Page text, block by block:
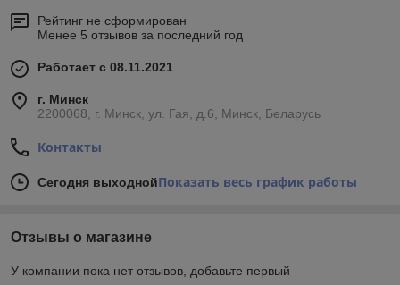
Рейтинг не сформирован
Менее 5 отзывов за последний год
Работает с 08.11.2021
г. Минск
2200068, г. Минск, ул. Гая, д.6, Минск, Беларусь
Контакты
Сегодня выходнойПоказать весь график работы
Отзывы о магазине
У компании пока нет отзывов, добавьте первый